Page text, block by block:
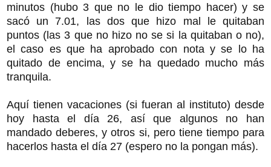
minutos (hubo 3 que no le dio tiempo hacer) y se
sacó un 7.01, las dos que hizo mal le quitaban
puntos (las 3 que no hizo no se si la quitaban o no),
el caso es que ha aprobado con nota y se lo ha
quitado de encima, y se ha quedado mucho más
tranquila.
Aquí tienen vacaciones (si fueran al instituto) desde
hoy hasta el día 26, así que algunos no han
mandado deberes, y otros si, pero tiene tiempo para
hacerlos hasta el día 27 (espero no la pongan más).